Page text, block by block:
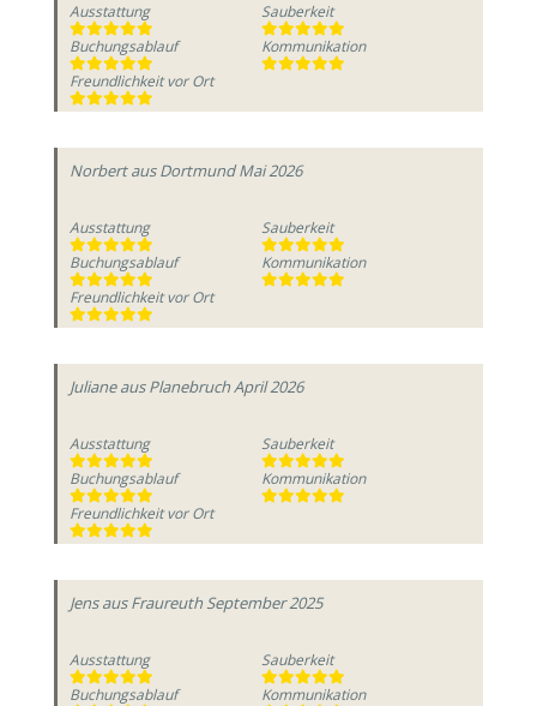
Ausstattung
Sauberkeit
Buchungsablauf
Kommunikation
Freundlichkeit vor Ort
Norbertaus Dortmund Mai 2026
Ausstattung
Sauberkeit
Buchungsablauf
Kommunikation
Freundlichkeit vor Ort
Julianeaus Planebruch April 2026
Ausstattung
Sauberkeit
Buchungsablauf
Kommunikation
Freundlichkeit vor Ort
Jensaus Fraureuth September 2025
Ausstattung
Sauberkeit
Buchungsablauf
Kommunikation